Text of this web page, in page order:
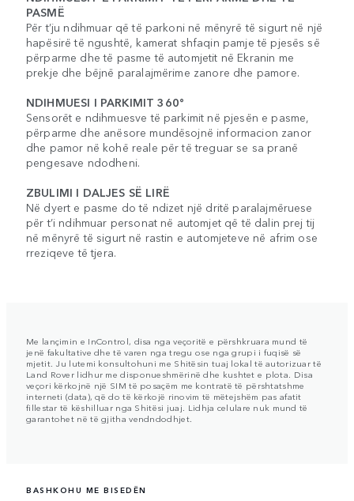
PASMË
Për t’ju ndihmuar që të parkoni në mënyrë të sigurt në një
hapësirë të ngushtë, kamerat shfaqin pamje të pjesës së
përparme dhe të pasme të automjetit në Ekranin me
prekje dhe bëjnë paralajmërime zanore dhe pamore.
NDIHMUESI I PARKIMIT 360°
Sensorët e ndihmuesve të parkimit në pjesën e pasme,
përparme dhe anësore mundësojnë informacion zanor
dhe pamor në kohë reale për të treguar se sa pranë
pengesave ndodheni.
ZBULIMI I DALJES SË LIRË
Në dyert e pasme do të ndizet një dritë paralajmëruese
për t’i ndihmuar personat në automjet që të dalin prej tij
në mënyrë të sigurt në rastin e automjeteve në afrim ose
rreziqeve të tjera.
Me lançimin e InControl, disa nga veçoritë e përshkruara mund të
jenë fakultative dhe të varen nga tregu ose nga grupi i fuqisë së
mjetit. Ju lutemi konsultohuni me Shitësin tuaj lokal të autorizuar të
Land Rover lidhur me disponueshmërinë dhe kushtet e plota. Disa
veçori kërkojnë një SIM të posaçëm me kontratë të përshtatshme
interneti (data), që do të kërkojë rinovim të mëtejshëm pas afatit
fillestar të këshilluar nga Shitësi juaj. Lidhja celulare nuk mund të
garantohet në të gjitha vendndodhjet.
BASHKOHU ME BISEDËN